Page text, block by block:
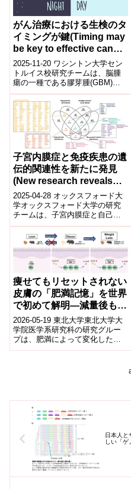
がん治療における生検のタ
イミングが鍵(Timing may
be key to effective cancer
treatments)
2025-11-20 ワシントン大学セン
トルイス校研究チームは、脳腫
瘍の一種である膠芽腫(GBM)に
対する標準化学療法薬テモゾロ
ミド(TMZ)の効果が、治療を行...
子宮内膜症と免疫疾患の遺
伝的関連性を新たに発見
(New research reveals
shared genetic link
between endometriosis
and immune conditions)
2025-04-28 オックスフォード大
学オックスフォード大学の研究
チームは、子宮内膜症と自己免
疫疾患・自己炎症疾患の間に共
有される遺伝的関連性を発見し
た。UK...
痩せてもリセットされない
皮膚の「肥満記憶」を世界
で初めて解明―減量後も皮
膚免疫細胞は肥満時の炎症
リスクを保持―
2026-05-19 東北大学東北大学大
学院医学系研究科の研究グルー
プは、肥満によって変化した皮
膚免疫細胞が、減量後も元に戻
日本人と
しい「ゲ